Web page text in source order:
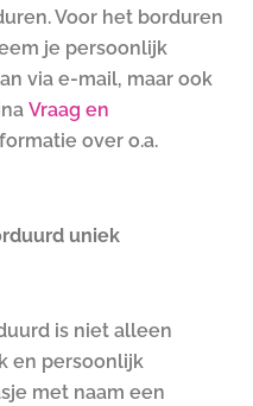
Voor het borduren
je persoonlijk
via e-mail, maar ook
Vraag en
over o.a.
uniek
is niet alleen
en persoonlijk
met naam een